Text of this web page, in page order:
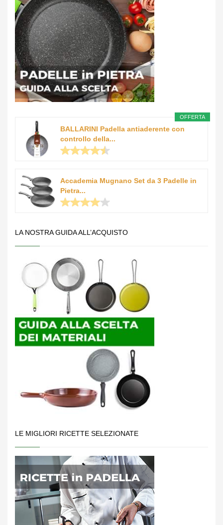
OFFERTA
BALLARINI Padella antiaderente con
controllo della...
Accademia Mugnano Set da 3 Padelle in
Pietra...
LA NOSTRA GUIDA ALL’ACQUISTO
LE MIGLIORI RICETTE SELEZIONATE